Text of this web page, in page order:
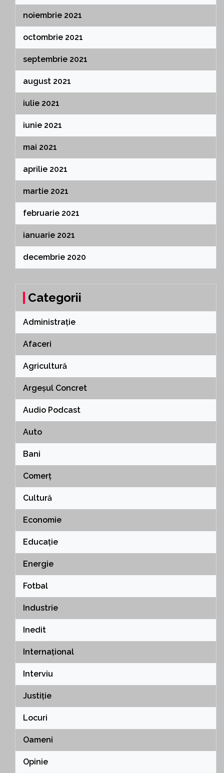
noiembrie 2021
octombrie 2021
septembrie 2021
august 2021
iulie 2021
iunie 2021
mai 2021
aprilie 2021
martie 2021
februarie 2021
ianuarie 2021
decembrie 2020
Categorii
Administrație
Afaceri
Agricultură
Argeșul Concret
Audio Podcast
Auto
Bani
Comerț
Cultură
Economie
Educație
Energie
Fotbal
Industrie
Inedit
Internațional
Interviu
Justiție
Locuri
Oameni
Opinie